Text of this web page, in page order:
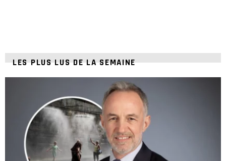
LES PLUS LUS DE LA SEMAINE